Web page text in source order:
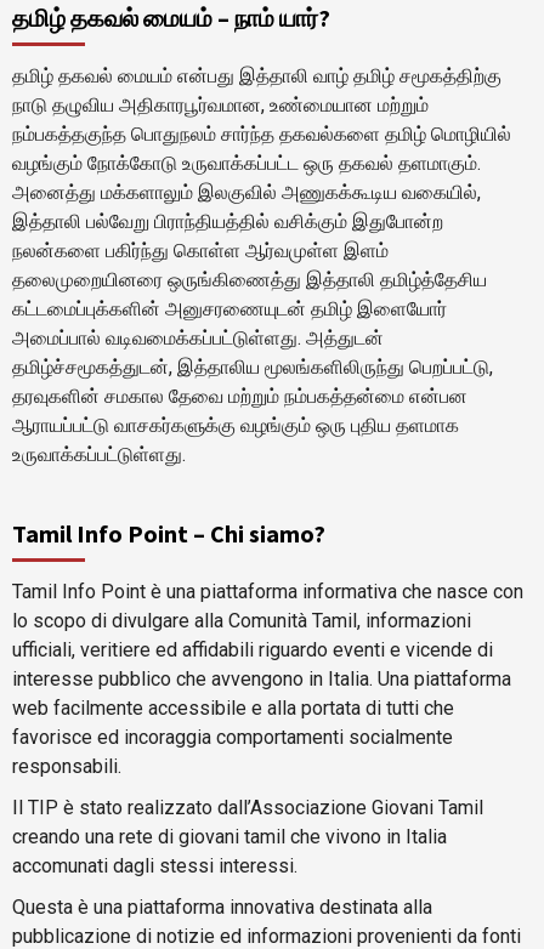
தமிழ் தகவல் மையம் – நாம் யார்?
தமிழ் தகவல் மையம் என்பது இத்தாலி வாழ் தமிழ் சமூகத்திற்கு
நாடு தழுவிய அதிகாரபூர்வமான, உண்மையான மற்றும்
நம்பகத்தகுந்த பொதுநலம் சார்ந்த தகவல்களை தமிழ் மொழியில்
வழங்கும் நோக்கோடு உருவாக்கப்பட்ட ஒரு தகவல் தளமாகும்.
அனைத்து மக்களாலும் இலகுவில் அணுகக்கூடிய வகையில்,
இத்தாலி பல்வேறு பிராந்தியத்தில் வசிக்கும் இதுபோன்ற
நலன்களை பகிர்ந்து கொள்ள ஆர்வமுள்ள இளம்
தலைமுறையினரை ஒருங்கிணைத்து இத்தாலி தமிழ்த்தேசிய
கட்டமைப்புக்களின் அனுசரணையுடன் தமிழ் இளையோர்
அமைப்பால் வடிவமைக்கப்பட்டுள்ளது. அத்துடன்
தமிழ்ச்சமூகத்துடன், இத்தாலிய மூலங்களிலிருந்து பெறப்பட்டு,
தரவுகளின் சமகால தேவை மற்றும் நம்பகத்தன்மை என்பன
ஆராயப்பட்டு வாசகர்களுக்கு வழங்கும் ஒரு புதிய தளமாக
உருவாக்கப்பட்டுள்ளது.
Tamil Info Point – Chi siamo?
Tamil Info Point è una piattaforma informativa che nasce con
lo scopo di divulgare alla Comunità Tamil, informazioni
ufficiali, veritiere ed affidabili riguardo eventi e vicende di
interesse pubblico che avvengono in Italia. Una piattaforma
web facilmente accessibile e alla portata di tutti che
favorisce ed incoraggia comportamenti socialmente
responsabili.
Il TIP è stato realizzato dall’Associazione Giovani Tamil
creando una rete di giovani tamil che vivono in Italia
accomunati dagli stessi interessi.
Questa è una piattaforma innovativa destinata alla
pubblicazione di notizie ed informazioni provenienti da fonti